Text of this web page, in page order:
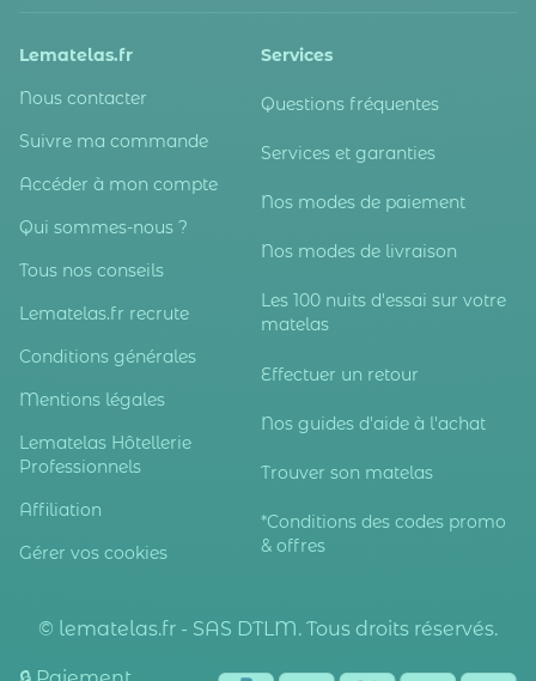
Lematelas.fr
Nous contacter
Suivre ma commande
Accéder à mon compte
Qui sommes-nous ?
Tous nos conseils
Lematelas.fr recrute
Conditions générales
Mentions légales
Lematelas Hôtellerie
Professionnels
Affiliation
Gérer vos cookies
Services
Questions fréquentes
Services et garanties
Nos modes de paiement
Nos modes de livraison
Les 100 nuits d'essai sur votre
matelas
Effectuer un retour
Nos guides d'aide à l'achat
Trouver son matelas
*Conditions des codes promo
& offres
© lematelas.fr - SAS DTLM. Tous droits réservés.